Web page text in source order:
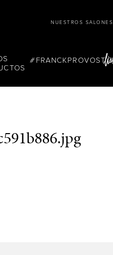
NUESTROS SALONES
FRANCKPROVOST